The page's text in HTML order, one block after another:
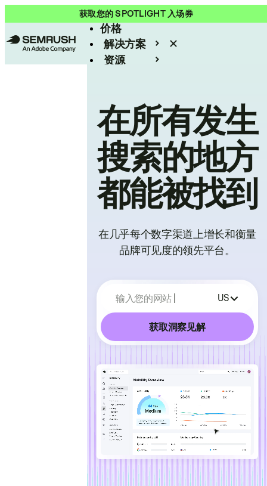
获取您的 SPOTLIGHT 入场券
产品
价格
解决方案
资源
在所有发生
搜索的地方
都能被找到
在几乎每个数字渠道上增长和衡量
品牌可见度的领先平台。
输入您的网站 US
获取洞察见解